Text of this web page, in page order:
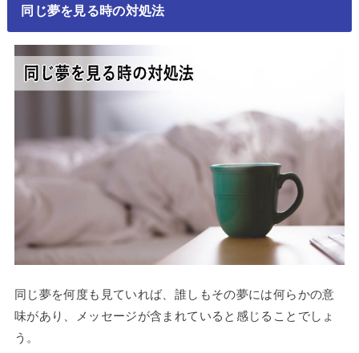
同じ夢を見る時の対処法
同じ夢を何度も見ていれば、誰しもその夢には何らかの意
味があり、メッセージが含まれていると感じることでしょ
う。